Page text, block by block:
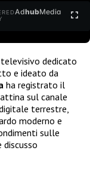
AdhubMedia
televisivo dedicato
e ideato da
ha registrato il
sul canale
terrestre,
moderno e
sulle